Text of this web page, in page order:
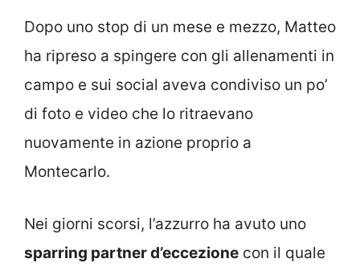
Dopo uno stop di un mese e mezzo, Matteo
ha ripreso a spingere con gli allenamenti in
campo e sui social aveva condiviso un po’
di foto e video che lo ritraevano
nuovamente in azione proprio a
Montecarlo.
Nei giorni scorsi, l’azzurro ha avuto uno
sparring partner d’eccezione con il quale